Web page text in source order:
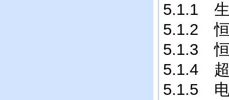
5.1.1 生
5.1.2 恒
5.1.3 恒
5.1.4 超
5.1.5 电